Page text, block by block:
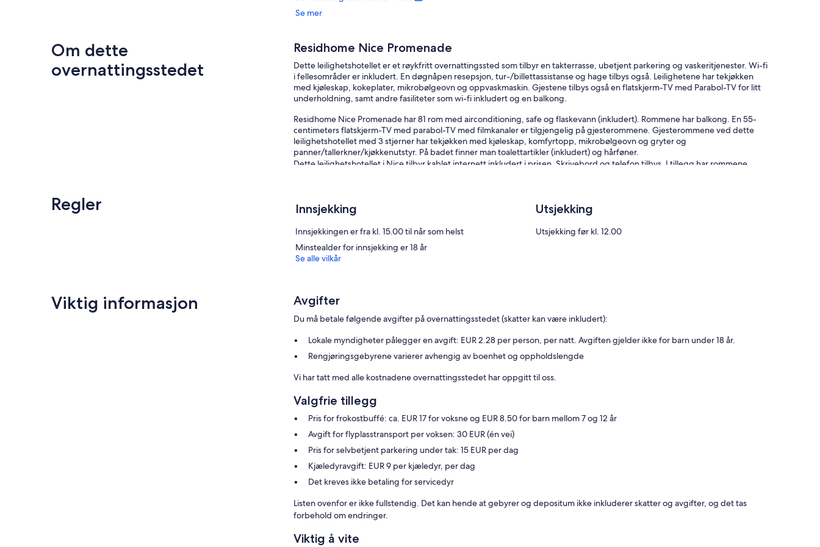
Se mer
Om dette
overnattingsstedet
Residhome Nice Promenade
Dette leilighetshotellet er et røykfritt overnattingssted som tilbyr en takterrasse, ubetjent parkering og vaskeritjenester. Wi-fi
i fellesområder er inkludert. En døgnåpen resepsjon, tur-/billettassistanse og hage tilbys også. Leilighetene har tekjøkken
med kjøleskap, kokeplater, mikrobølgeovn og oppvaskmaskin. Gjestene tilbys også en flatskjerm-TV med Parabol-TV for litt
underholdning, samt andre fasiliteter som wi-fi inkludert og en balkong.
Residhome Nice Promenade har 81 rom med airconditioning, safe og flaskevann (inkludert). Rommene har balkong. En 55-
centimeters flatskjerm-TV med parabol-TV med filmkanaler er tilgjengelig på gjesterommene. Gjesterommene ved dette
leilighetshotellet med 3 stjerner har tekjøkken med kjøleskap, komfyrtopp, mikrobølgeovn og gryter og
panner/tallerkner/kjøkkenutstyr. På badet finner man toalettartikler (inkludert) og hårføner.
Dette leilighetshotellet i Nice tilbyr kablet internett inkludert i prisen. Skrivebord og telefon tilbys. I tillegg har rommene
tilkomme.
Regler Innsjekking
Innsjekkingen er fra kl. 15.00 til når som helst
Minstealder for innsjekking er 18 år
Utsjekking
Utsjekking før kl. 12.00
Se alle vilkår
Viktig informasjon Avgifter
Du må betale følgende avgifter på overnattingsstedet (skatter kan være inkludert):
Lokale myndigheter pålegger en avgift: EUR 2.28 per person, per natt. Avgiften gjelder ikke for barn under 18 år.
Rengjøringsgebyrene varierer avhengig av boenhet og oppholdslengde
Vi har tatt med alle kostnadene overnattingsstedet har oppgitt til oss.
Valgfrie tillegg
Pris for frokostbuffé: ca. EUR 17 for voksne og EUR 8.50 for barn mellom 7 og 12 år
Avgift for flyplasstransport per voksen: 30 EUR (én vei)
Pris for selvbetjent parkering under tak: 15 EUR per dag
Kjæledyravgift: EUR 9 per kjæledyr, per dag
Det kreves ikke betaling for servicedyr
Listen ovenfor er ikke fullstendig. Det kan hende at gebyrer og depositum ikke inkluderer skatter og avgifter, og det tas
forbehold om endringer.
Viktig å vite